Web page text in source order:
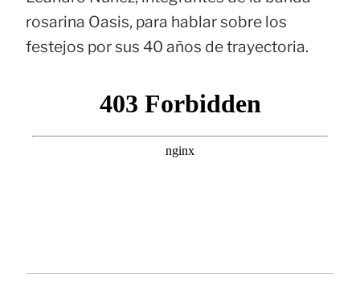
rosarina Oasis, para hablar sobre los
festejos por sus 40 años de trayectoria.